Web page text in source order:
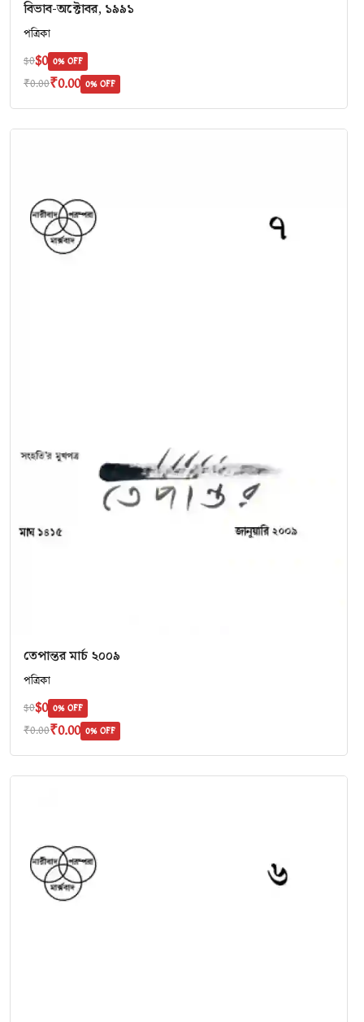
বিভাব-অক্টোবর, ১৯৯১
পত্রিকা
$0$0 0% OFF
₹0.00₹0.00 0% OFF
তেপান্তর মার্চ ২০০৯
পত্রিকা
$0$0 0% OFF
₹0.00₹0.00 0% OFF